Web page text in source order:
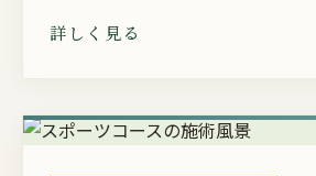
詳しく見る